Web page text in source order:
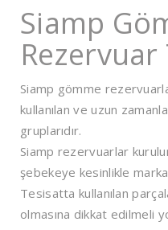
Siamp
Siamp gömme
kullanılan ve uzun
gruplarıdır.
Siamp rezervuarlar
şebekeye kesinlikle
Tesisatta kullanılan
olmasına dikkat edilmeli